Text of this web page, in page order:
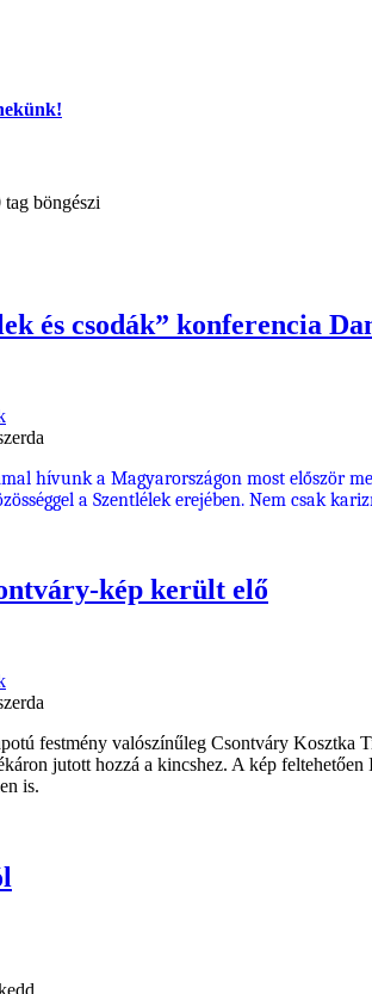
böngészi
és csodák” konferencia
hívunk a Magyarországon most először
a Szentlélek erejében. Nem csak
kép került elő
festmény valószínűleg Csontváry
jutott hozzá a kincshez. A kép
is.